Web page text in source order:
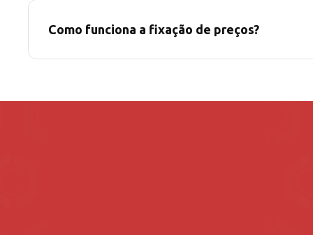
Como funciona a fixação de preços?